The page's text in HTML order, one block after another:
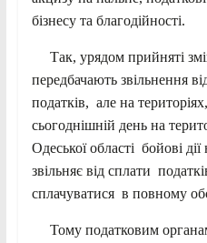
бізнесу та благодійності.
Так, урядом прийняті
передбачають звільнення
податків, але на
сьогоднішній день на
Одеської області бойові
звільняє від сплати
сплачуватися в повному
Тому податковим